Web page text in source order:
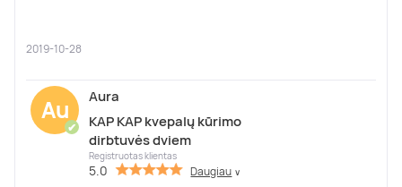
2019-10-28
Au
✔
Aura
KAP KAP kvepalų kūrimo
dirbtuvės dviem
Registruotas klientas
5.0 Daugiau ∨